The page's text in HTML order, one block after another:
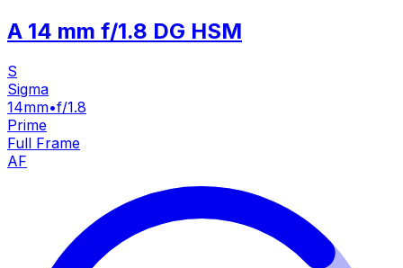
A 14 mm f/1.8 DG HSM
S
Sigma
14mm•f/1.8
Prime
Full Frame
AF